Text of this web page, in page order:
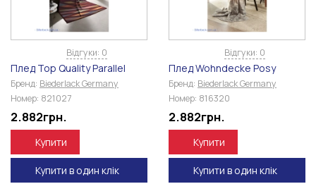
Відгуки: 0
Плед Top Quality Parallel
Бренд: Biederlack Germany
Номер: 821027
2.882грн.
Купити
Купити в один клік
Відгуки: 0
Плед Wohndecke Posy
Бренд: Biederlack Germany
Номер: 816320
2.882грн.
Купити
Купити в один клік